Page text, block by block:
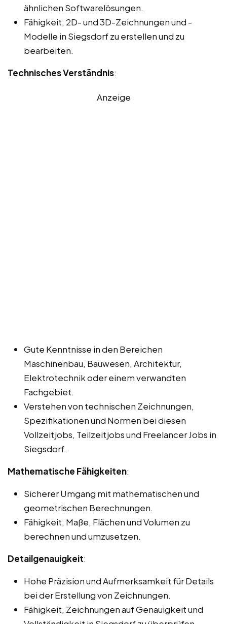
ähnlichen Softwarelösungen.
Fähigkeit, 2D- und 3D-Zeichnungen und -
Modelle in Siegsdorf zu erstellen und zu
bearbeiten.
Technisches Verständnis:
Anzeige
Gute Kenntnisse in den Bereichen
Maschinenbau, Bauwesen, Architektur,
Elektrotechnik oder einem verwandten
Fachgebiet.
Verstehen von technischen Zeichnungen,
Spezifikationen und Normen bei diesen
Vollzeitjobs, Teilzeitjobs und Freelancer Jobs in
Siegsdorf.
Mathematische Fähigkeiten:
Sicherer Umgang mit mathematischen und
geometrischen Berechnungen.
Fähigkeit, Maße, Flächen und Volumen zu
berechnen und umzusetzen.
Detailgenauigkeit:
Hohe Präzision und Aufmerksamkeit für Details
bei der Erstellung von Zeichnungen.
Fähigkeit, Zeichnungen auf Genauigkeit und